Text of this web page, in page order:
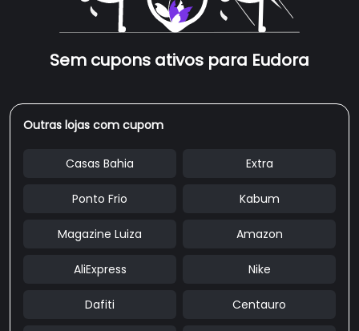
Sem cupons ativos para Eudora
Outras lojas com cupom
Casas Bahia Extra
Ponto Frio Kabum
Magazine Luiza Amazon
AliExpress Nike
Dafiti Centauro